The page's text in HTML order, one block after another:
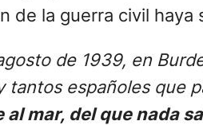
de la guerra civil haya
de 1939, en
tantos españoles que
al mar, del que nada